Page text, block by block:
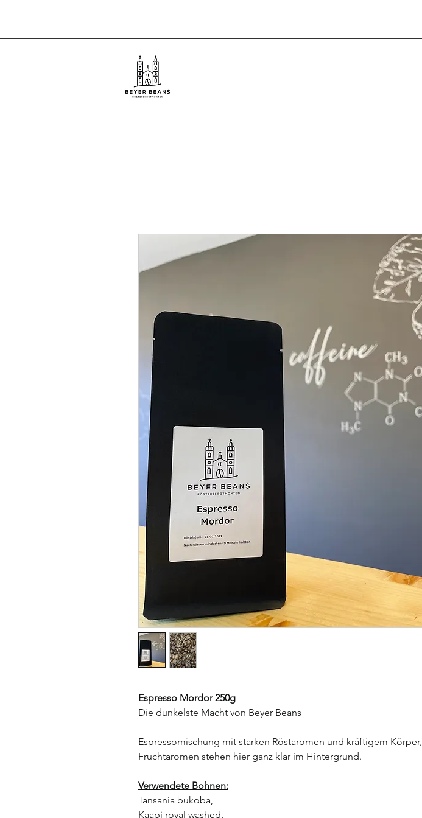
Espresso Mordor 250g
Die dunkelste Macht von Beyer Beans
Espressomischung mit starken Röstaromen und kräftigem Körper,
Fruchtaromen stehen hier ganz klar im Hintergrund.
Verwendete Bohnen:
Tansania bukoba,
Kaapi royal washed,